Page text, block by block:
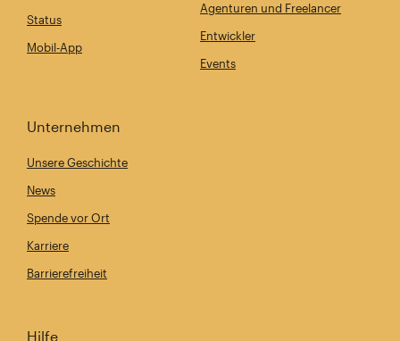
Status
Mobil-App
Agenturen und Freelancer
Entwickler
Events
Unternehmen
Unsere Geschichte
News
Spende vor Ort
Karriere
Barrierefreiheit
Hilfe